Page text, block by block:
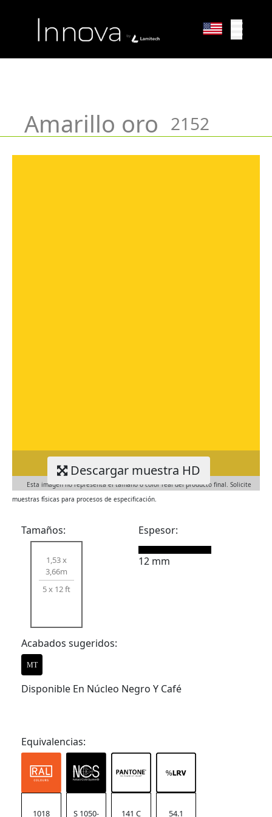
Amarillo oro 2152
Esta imagen no representa el tamaño o color real del producto final. Solicite
muestras físicas para procesos de especificación.
Descargar muestra HD
Tamaños:
1,53 x
3,66m
5 x 12 ft
Espesor:
12 mm
Acabados sugeridos:
MT
Disponible En Núcleo Negro Y Café
Equivalencias:
1018 S 1050- 141 C 54.1